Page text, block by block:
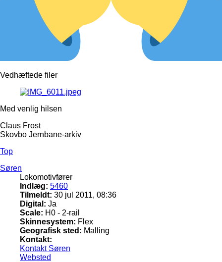
Vedhæftede filer
Med venlig hilsen
Claus Frost
Skovbo Jernbane-arkiv
Top
Søren
Lokomotivfører
Indlæg: 5460
Tilmeldt: 30 jul 2011, 08:36
Digital: Ja
Scale: H0 - 2-rail
Skinnesystem: Flex
Geografisk sted: Malling
Kontakt:
Kontakt Søren
Websted